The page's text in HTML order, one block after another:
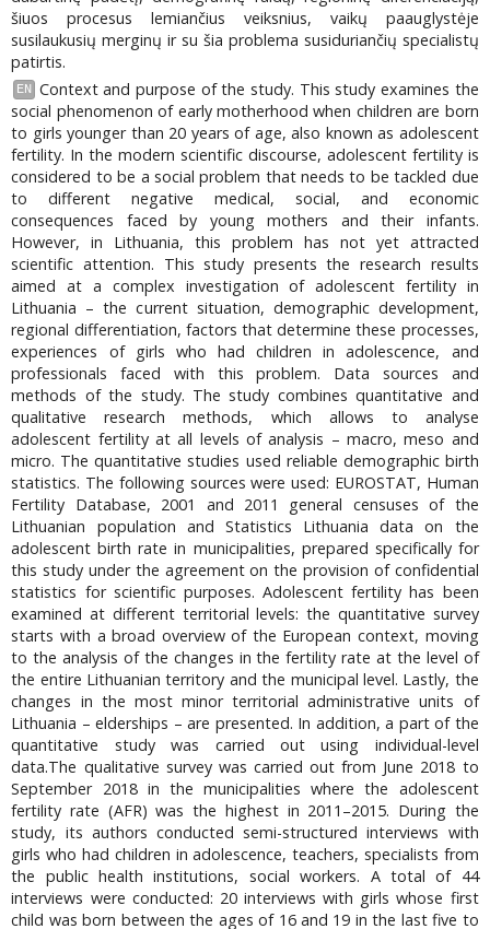
šiuos procesus lemiančius veiksnius, vaikų paauglystėje
susilaukusių merginų ir su šia problema susiduriančių specialistų
patirtis.
EN
Context and purpose of the study. This study examines the
social phenomenon of early motherhood when children are born
to girls younger than 20 years of age, also known as adolescent
fertility. In the modern scientific discourse, adolescent fertility is
considered to be a social problem that needs to be tackled due
to different negative medical, social, and economic
consequences faced by young mothers and their infants.
However, in Lithuania, this problem has not yet attracted
scientific attention. This study presents the research results
aimed at a complex investigation of adolescent fertility in
Lithuania – the current situation, demographic development,
regional differentiation, factors that determine these processes,
experiences of girls who had children in adolescence, and
professionals faced with this problem. Data sources and
methods of the study. The study combines quantitative and
qualitative research methods, which allows to analyse
adolescent fertility at all levels of analysis – macro, meso and
micro. The quantitative studies used reliable demographic birth
statistics. The following sources were used: EUROSTAT, Human
Fertility Database, 2001 and 2011 general censuses of the
Lithuanian population and Statistics Lithuania data on the
adolescent birth rate in municipalities, prepared specifically for
this study under the agreement on the provision of confidential
statistics for scientific purposes. Adolescent fertility has been
examined at different territorial levels: the quantitative survey
starts with a broad overview of the European context, moving
to the analysis of the changes in the fertility rate at the level of
the entire Lithuanian territory and the municipal level. Lastly, the
changes in the most minor territorial administrative units of
Lithuania – elderships – are presented. In addition, a part of the
quantitative study was carried out using individual-level
data.The qualitative survey was carried out from June 2018 to
September 2018 in the municipalities where the adolescent
fertility rate (AFR) was the highest in 2011–2015. During the
study, its authors conducted semi-structured interviews with
girls who had children in adolescence, teachers, specialists from
the public health institutions, social workers. A total of 44
interviews were conducted: 20 interviews with girls whose first
child was born between the ages of 16 and 19 in the last five to